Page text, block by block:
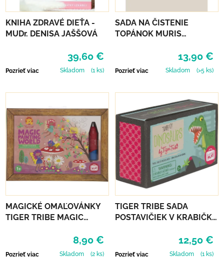
KNIHA ZDRAVÉ DIEŤA -
MUDr. DENISA JAŠŠOVÁ
39,60 €
Pozrieť viac Skladom (1 ks)
SADA NA ČISTENIE
TOPÁNOK MURIS
13,90 €
Pozrieť viac Skladom (>5 ks)
MAGICKÉ OMAĽOVÁNKY
TIGER TRIBE MAGIC
8,90 €
Pozrieť viac Skladom (2 ks)
TIGER TRIBE SADA
POSTAVIČIEK V KRABIČKE
12,50 €
Pozrieť viac Skladom (1 ks)